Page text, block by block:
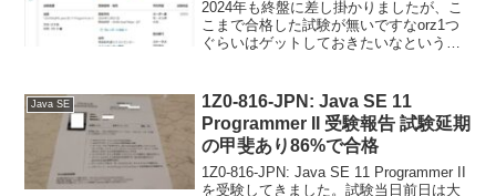
2024年も終盤に差し掛かりましたが、こ
こまで合格した試験が無いですなorz1つ
ぐらいはゲットしておきたいなという事
にしました。...
Java SE
1Z0-816-JPN: Java SE 11
Programmer II 受験報告 試験延期
の甲斐あり86%で合格
1Z0-816-JPN: Java SE 11 Programmer II
を受験してきました。試験当日前日は大